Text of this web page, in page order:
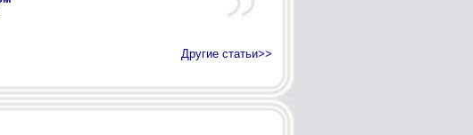
Другие статьи>>